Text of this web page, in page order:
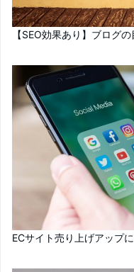
【SEO効果あり】ブログ
ECサイト売り上げアップ